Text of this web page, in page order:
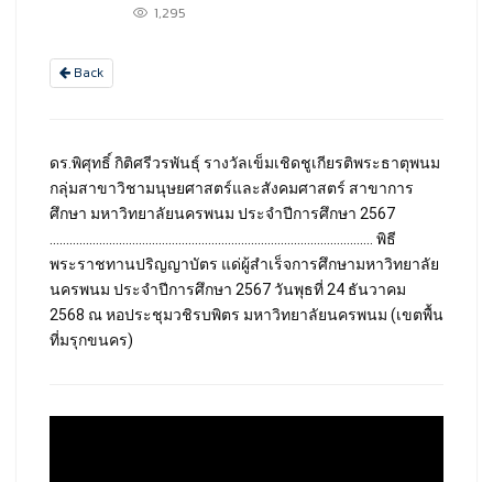
1,295
Back
ดร.พิศุทธิ์ กิติศรีวรพันธุ์ รางวัลเข็มเชิดชูเกียรติพระธาตุพนม
กลุ่มสาขาวิชามนุษยศาสตร์และสังคมศาสตร์ สาขาการ
ศึกษา มหาวิทยาลัยนครพนม ประจำปีการศึกษา 2567
.................................................................................................. พิธี
พระราชทานปริญญาบัตร แด่ผู้สำเร็จการศึกษามหาวิทยาลัย
นครพนม ประจำปีการศึกษา 2567 วันพุธที่ 24 ธันวาคม
2568 ณ หอประชุมวชิรบพิตร มหาวิทยาลัยนครพนม (เขตพื้น
ที่มรุกขนคร)